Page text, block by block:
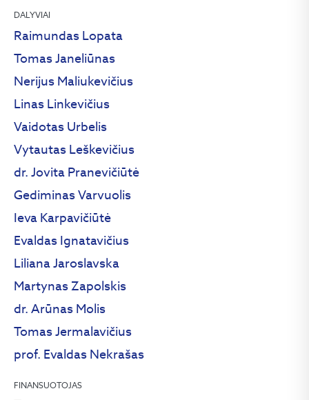
DALYVIAI
Raimundas Lopata
Tomas Janeliūnas
Nerijus Maliukevičius
Linas Linkevičius
Vaidotas Urbelis
Vytautas Leškevičius
dr. Jovita Pranevičiūtė
Gediminas Varvuolis
Ieva Karpavičiūtė
Evaldas Ignatavičius
Liliana Jaroslavska
Martynas Zapolskis
dr. Arūnas Molis
Tomas Jermalavičius
prof. Evaldas Nekrašas
FINANSUOTOJAS